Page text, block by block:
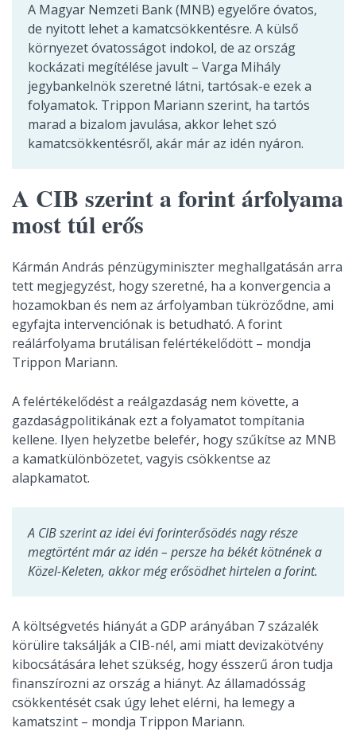
A Magyar Nemzeti Bank (MNB) egyelőre óvatos,
de nyitott lehet a kamatcsökkentésre. A külső
környezet óvatosságot indokol, de az ország
kockázati megítélése javult – Varga Mihály
jegybankelnök szeretné látni, tartósak-e ezek a
folyamatok. Trippon Mariann szerint, ha tartós
marad a bizalom javulása, akkor lehet szó
kamatcsökkentésről, akár már az idén nyáron.
A CIB szerint a forint árfolyama
most túl erős
Kármán András pénzügyminiszter meghallgatásán arra
tett megjegyzést, hogy szeretné, ha a konvergencia a
hozamokban és nem az árfolyamban tükröződne, ami
egyfajta intervenciónak is betudható. A forint
reálárfolyama brutálisan felértékelődött – mondja
Trippon Mariann.
A felértékelődést a reálgazdaság nem követte, a
gazdaságpolitikának ezt a folyamatot tompítania
kellene. Ilyen helyzetbe belefér, hogy szűkítse az MNB
a kamatkülönbözetet, vagyis csökkentse az
alapkamatot.
A CIB szerint az idei évi forinterősödés nagy része
megtörtént már az idén – persze ha békét kötnének a
Közel-Keleten, akkor még erősödhet hirtelen a forint.
A költségvetés hiányát a GDP arányában 7 százalék
körülire taksálják a CIB-nél, ami miatt devizakötvény
kibocsátására lehet szükség, hogy ésszerű áron tudja
finanszírozni az ország a hiányt. Az államadósság
csökkentését csak úgy lehet elérni, ha lemegy a
kamatszint – mondja Trippon Mariann.